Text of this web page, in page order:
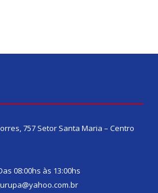
757 Setor Santa Maria – Centro
08:00hs às 13:00hs